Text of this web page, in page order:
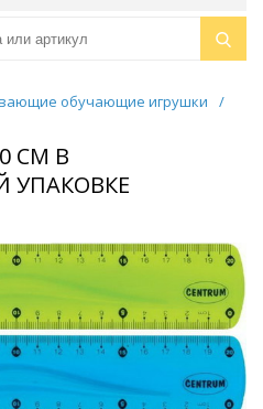
обучающие игрушки
/
СМ В